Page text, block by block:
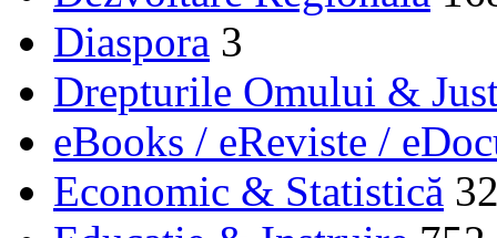
Diaspora 3
Drepturile Omului &
eBooks / eReviste /
Economic & Statistică